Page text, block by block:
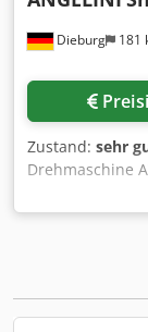
Dieburg 181
Zustand: sehr
Drehmaschine
1995 CNC
mm Drehlänge
Spindelleistung
Ahhoha